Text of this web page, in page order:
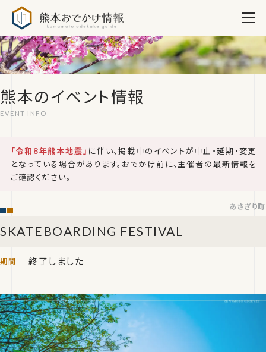
熊本のイベント情報
「令和8年熊本地震」 に伴い、掲載中のイベントが中止・延期・変更
となっている場合があります。おでかけ前に、主催者の最新情報を
ご確認ください。
SKATEBOARDING FESTIVAL
あさぎり町
終了しました